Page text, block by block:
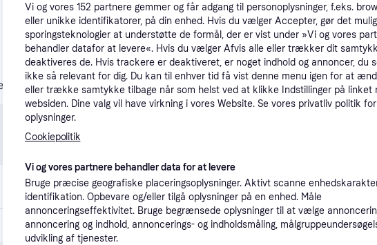
Specifikationer
Bestillingsvare
Vi og vores 152 partnere gemmer og får adgang til personoplysninger, f.eks.
eller unikke identifikatorer, på din enhed. Hvis du vælger Accepter, gør det
sporingsteknologier at understøtte de formål, der er vist under »Vi og vores
behandler datafor at levere«. Hvis du vælger Afvis alle eller trækker dit
deaktiveres de. Hvis trackere er deaktiveret, er noget indhold og annoncer, du
ikke så relevant for dig. Du kan til enhver tid få vist denne menu igen for at
eller trække samtykke tilbage når som helst ved at klikke Indstillinger på linket
websiden. Dine valg vil have virkning i vores Website. Se vores privatliv politik
oplysninger.
Cookiepolitik
Vi og vores partnere behandler data for at levere
Bruge præcise geografiske placeringsoplysninger. Aktivt scanne
identifikation. Opbevare og/eller tilgå oplysninger på en enhed. Måle
annonceringseffektivitet. Bruge begrænsede oplysninger til at vælge
annoncering og indhold, annoncerings- og indholdsmåling,
udvikling af tjenester.